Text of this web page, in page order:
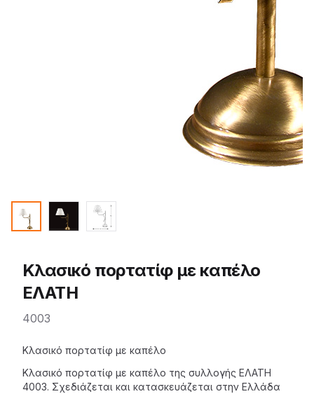
Κλασικό πορτατίφ με καπέλο
ΕΛΑΤΗ
4003
Description
Κλασικό πορτατίφ με καπέλο
Κλασικό πορτατίφ με καπέλο της συλλογής ΕΛΑΤΗ
4003. Σχεδιάζεται και κατασκευάζεται στην Ελλάδα